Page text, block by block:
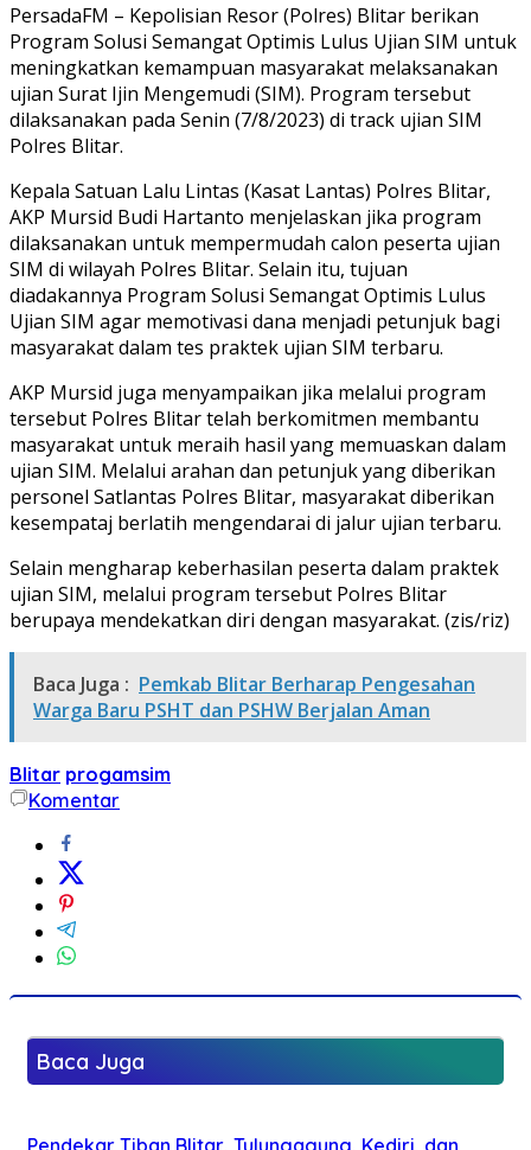
PersadaFM – Kepolisian Resor (Polres) Blitar berikan
Program Solusi Semangat Optimis Lulus Ujian SIM untuk
meningkatkan kemampuan masyarakat melaksanakan
ujian Surat Ijin Mengemudi (SIM). Program tersebut
dilaksanakan pada Senin (7/8/2023) di track ujian SIM
Polres Blitar.
Kepala Satuan Lalu Lintas (Kasat Lantas) Polres Blitar,
AKP Mursid Budi Hartanto menjelaskan jika program
dilaksanakan untuk mempermudah calon peserta ujian
SIM di wilayah Polres Blitar. Selain itu, tujuan
diadakannya Program Solusi Semangat Optimis Lulus
Ujian SIM agar memotivasi dana menjadi petunjuk bagi
masyarakat dalam tes praktek ujian SIM terbaru.
AKP Mursid juga menyampaikan jika melalui program
tersebut Polres Blitar telah berkomitmen membantu
masyarakat untuk meraih hasil yang memuaskan dalam
ujian SIM. Melalui arahan dan petunjuk yang diberikan
personel Satlantas Polres Blitar, masyarakat diberikan
kesempataj berlatih mengendarai di jalur ujian terbaru.
Selain mengharap keberhasilan peserta dalam praktek
ujian SIM, melalui program tersebut Polres Blitar
berupaya mendekatkan diri dengan masyarakat. (zis/riz)
Baca Juga : Pemkab Blitar Berharap Pengesahan
Warga Baru PSHT dan PSHW Berjalan Aman
Blitar progamsim
Komentar
Baca Juga
Pendekar Tiban Blitar, Tulungagung, Kediri, dan